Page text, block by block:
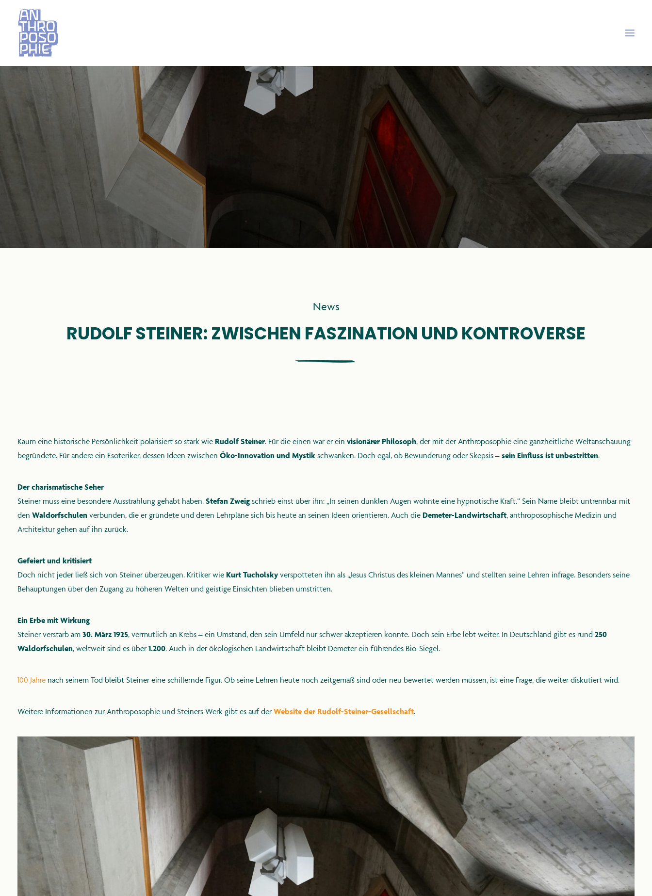
FAQ
A-Z
THEMEN
NEWS
ÜBER UNS
News
RUDOLF STEINER: ZWISCHEN FASZINATION UND KONTROVERSE
Kaum eine historische Persönlichkeit polarisiert so stark wie Rudolf Steiner. Für die einen war er ein visionärer Philosoph, der mit der Anthroposophie eine ganzheitliche Weltanschauung
begründete. Für andere ein Esoteriker, dessen Ideen zwischen Öko-Innovation und Mystik schwanken. Doch egal, ob Bewunderung oder Skepsis – sein Einfluss ist unbestritten.
Der charismatische Seher
Steiner muss eine besondere Ausstrahlung gehabt haben. Stefan Zweig schrieb einst über ihn: „In seinen dunklen Augen wohnte eine hypnotische Kraft.“ Sein Name bleibt untrennbar mit
den Waldorfschulen verbunden, die er gründete und deren Lehrpläne sich bis heute an seinen Ideen orientieren. Auch die Demeter-Landwirtschaft, anthroposophische Medizin und
Architektur gehen auf ihn zurück.
Gefeiert und kritisiert
Doch nicht jeder ließ sich von Steiner überzeugen. Kritiker wie Kurt Tucholsky verspotteten ihn als „Jesus Christus des kleinen Mannes“ und stellten seine Lehren infrage. Besonders seine
Behauptungen über den Zugang zu höheren Welten und geistige Einsichten blieben umstritten.
Ein Erbe mit Wirkung
Steiner verstarb am 30. März 1925, vermutlich an Krebs – ein Umstand, den sein Umfeld nur schwer akzeptieren konnte. Doch sein Erbe lebt weiter. In Deutschland gibt es rund 250
Waldorfschulen, weltweit sind es über1.200. Auch in der ökologischen Landwirtschaft bleibt Demeter ein führendes Bio-Siegel.
100 Jahre nach seinem Tod bleibt Steiner eine schillernde Figur. Ob seine Lehren heute noch zeitgemäß sind oder neu bewertet werden müssen, ist eine Frage, die weiter diskutiert wird.
Weitere Informationen zur Anthroposophie und Steiners Werk gibt es auf derWebsite der Rudolf-Steiner-Gesellschaft.